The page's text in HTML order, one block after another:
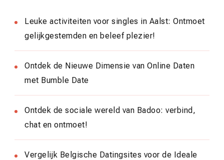
Leuke activiteiten voor singles in Aalst: Ontmoet
gelijkgestemden en beleef plezier!
Ontdek de Nieuwe Dimensie van Online Daten
met Bumble Date
Ontdek de sociale wereld van Badoo: verbind,
chat en ontmoet!
Vergelijk Belgische Datingsites voor de Ideale